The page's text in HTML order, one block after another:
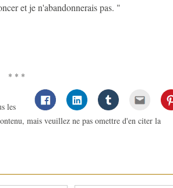
et je n'abandonnerais pas. "
* * *
les
mais veuillez ne pas omettre d'en citer la